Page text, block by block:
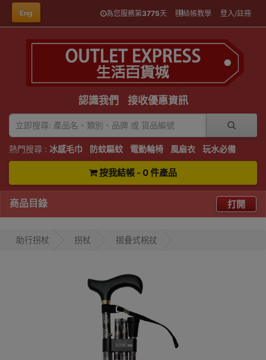
Eng 為您服務第3775天 結帳教學 登入/註冊
認識我們 接收優惠資訊
熱門搜尋 : 冰感毛巾 防蚊驅蚊 電動輪椅 風扇衣 玩水必備
按我結帳 - 0 件產品
商品目錄 打開
助行拐杖 拐杖 摺叠式柺扙